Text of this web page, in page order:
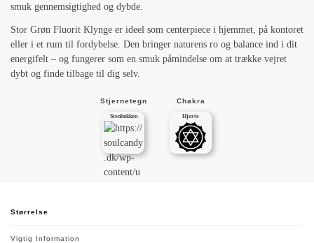
smuk gennemsigtighed og dybde.
Stor Grøn Fluorit Klynge er ideel som centerpiece i hjemmet, på kontoret
eller i et rum til fordybelse. Den bringer naturens ro og balance ind i dit
energifelt – og fungerer som en smuk påmindelse om at trække vejret
dybt og finde tilbage til dig selv.
Stjernetegn
Stenbukken
Chakra
Hjerte
Størrelse
Vigtig Information